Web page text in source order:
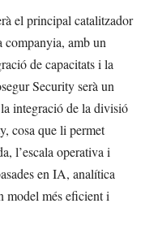
el principal catalitzador
companyia, amb un
de capacitats i la
Security serà un
integració de la divisió
cosa que li permet
l’escala operativa i
en IA, analítica
model més eficient i